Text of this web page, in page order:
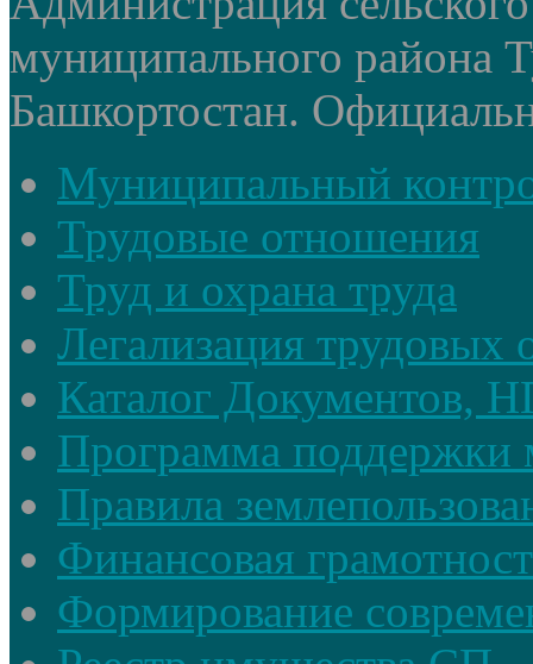
муниципального района
Башкортостан.
Муниципальный
Трудовые отношения
Труд и охрана труда
Легализация трудовых
Каталог Документов,
Программа поддержки
Правила
Финансовая
Формирование